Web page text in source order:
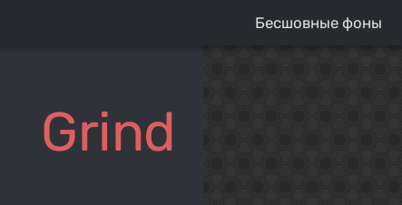
Бесшовные фоны
Grind